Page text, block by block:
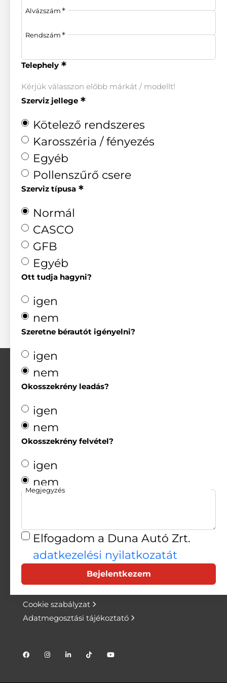
Alvázszám
Rendszám
Telephely
Kérjük válasszon előbb márkát / modellt!
Szerviz jellege
Kötelező rendszeres
Karosszéria / fényezés
Egyéb
Pollenszűrő csere
Szerviz típusa
Normál
CASCO
GFB
Egyéb
Ott tudja hagyni?
igen
nem
Szeretne bérautót igényelni?
igen
nem
Okosszekrény leadás?
igen
nem
Okosszekrény felvétel?
igen
nem
Megjegyzés
Elfogadom a Duna Autó Zrt.
adatkezelési nyilatkozatát
Bejelentkezem
Központi cím
1037 Budapest Zay u. 24.
Márkakereskedések:
Nyitvatartásaink
info@dunaauto.hu
+36 1 801 4242
Cookie szabályzat
Adatmegosztási tájékoztató